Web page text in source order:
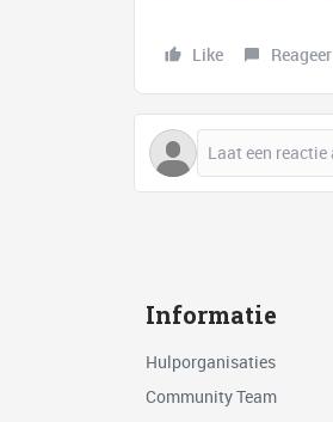
Like Reageer
Informatie
Hulporganisaties
Community Team